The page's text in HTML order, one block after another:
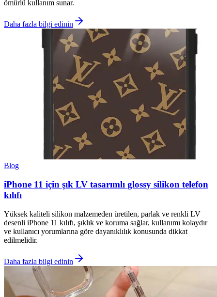
ömürlü kullanım sunar.
Daha fazla bilgi edinin
Blog
iPhone 11 için şık LV tasarımlı glossy silikon telefon
kılıfı
Yüksek kaliteli silikon malzemeden üretilen, parlak ve renkli LV
desenli iPhone 11 kılıfı, şıklık ve koruma sağlar, kullanımı kolaydır
ve kullanıcı yorumlarına göre dayanıklılık konusunda dikkat
edilmelidir.
Daha fazla bilgi edinin